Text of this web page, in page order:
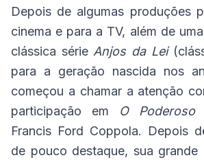
Depois de algumas produções
cinema e para a TV, além de
clássica série Anjos da Lei
para a geração nascida nos
começou a chamar a atenção
participação em
O Poderoso
Francis Ford Coppola. Depois
de pouco destaque, sua grande